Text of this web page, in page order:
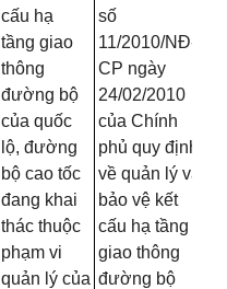
cấu hạ
tầng giao
thông
đường bộ
của quốc
lộ, đường
bộ cao tốc
đang khai
thác thuộc
phạm vi
quản lý của
số
11/2010/NĐ-
CP ngày
24/02/2010
của Chính
phủ quy định
về quản lý và
bảo vệ kết
cấu hạ tầng
giao thông
đường bộ